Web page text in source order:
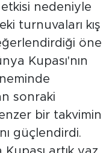
nedeniyle
turnuvaları kış
öne
Kupası'nın
sonraki
bir takvimin
güçlendirdi.